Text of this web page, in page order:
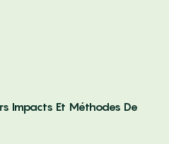
Impacts Et Méthodes De